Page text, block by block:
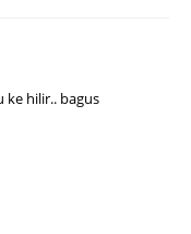
ke hilir.. bagus